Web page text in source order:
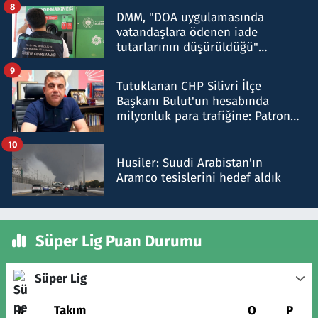
DMM, "DOA uygulamasında
vatandaşlara ödenen iade
tutarlarının düşürüldüğü"
8
Tutuklanan CHP Silivri İlçe
Başkanı Bulut'un hesabında
milyonluk para trafiğine: Patron
9
Husiler: Suudi Arabistan'ın
Aramco tesislerini hedef aldık
10
Süper Lig Puan Durumu
Süper Lig
# Takım O P